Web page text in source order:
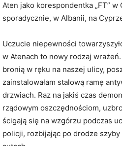
Aten jako korespondentka „FT” w
sporadycznie, w Albanii, na
Uczucie niepewności
w Atenach to nowy rodzaj
bronią w ręku na naszej ulicy,
zainstalowałam stalową ramę
drzwiach. Raz na jakiś czas
rządowym oszczędnościom,
ścigają się na wzgórzu podczas
policji, rozbijając po drodze